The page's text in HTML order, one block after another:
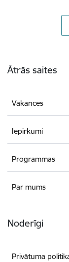
Ātrās saites
Vakances
Iepirkumi
Programmas
Par mums
Noderīgi
Privātuma